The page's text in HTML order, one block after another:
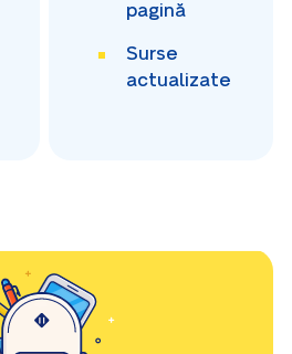
pagină
Surse
actualizate